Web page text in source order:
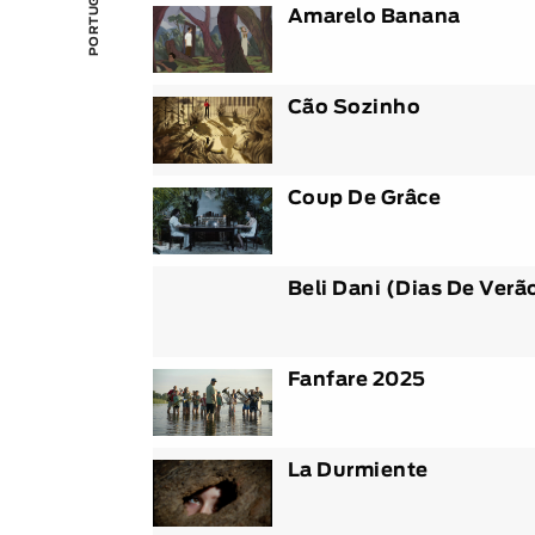
Amarelo Banana
Cão Sozinho
Coup De Grâce
Beli Dani (Dias De
Fanfare 2025
La Durmiente